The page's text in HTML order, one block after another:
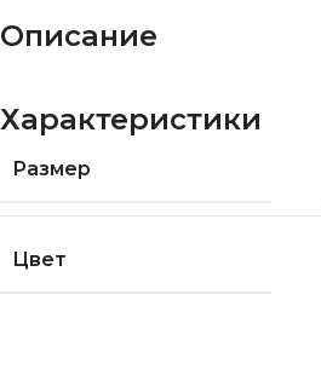
Описание
Характеристики
Размер
Цвет